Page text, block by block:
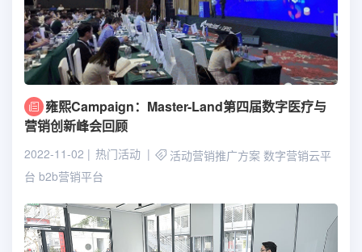
雍熙Campaign：Master-Land第四届数字医疗与
营销创新峰会回顾
2022-11-02 热门活动 活动营销推广方案 数字营销云平
台 b2b营销平台